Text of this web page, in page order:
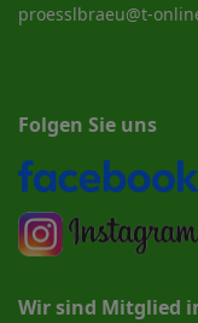
proesslbraeu@t-
Folgen Sie uns
Wir sind Mitglied